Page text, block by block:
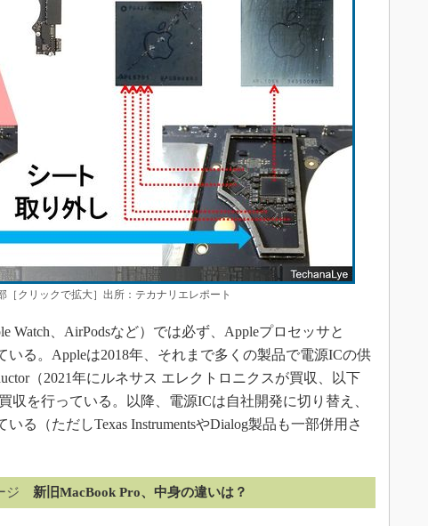
［クリックで拡大］出所：テカナリエレポート
Watch、AirPodsなど）では必ず、Appleプロセッサと
いる。Appleは2018年、それまで多くの製品で電源ICの供
（2021年にルネサス エレクトロニクスが買収、以下
収を行っている。以降、電源ICは自社開発に切り替え、
る（ただしTexas InstrumentsやDialog製品も一部併用さ
ジ 新旧MacBook Pro、中身の違いは？